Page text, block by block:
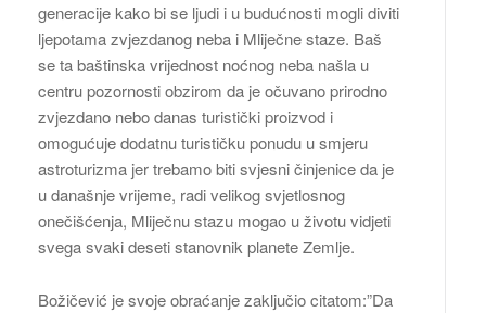
generacije kako bi se ljudi i u budućnosti mogli diviti
ljepotama zvjezdanog neba i Mliječne staze. Baš
se ta baštinska vrijednost noćnog neba našla u
centru pozornosti obzirom da je očuvano prirodno
zvjezdano nebo danas turistički proizvod i
omogućuje dodatnu turističku ponudu u smjeru
astroturizma jer trebamo biti svjesni činjenice da je
u današnje vrijeme, radi velikog svjetlosnog
onečišćenja, Mliječnu stazu mogao u životu vidjeti
svega svaki deseti stanovnik planete Zemlje.
Božičević je svoje obraćanje zaključio citatom:”Da